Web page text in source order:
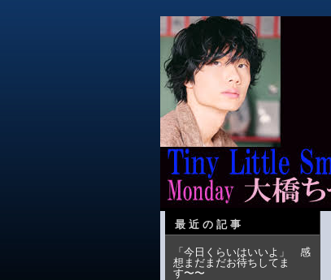
最近の記事
「今日くらいはいいよ」 感
想まだまだお待ちしてま
す〜〜